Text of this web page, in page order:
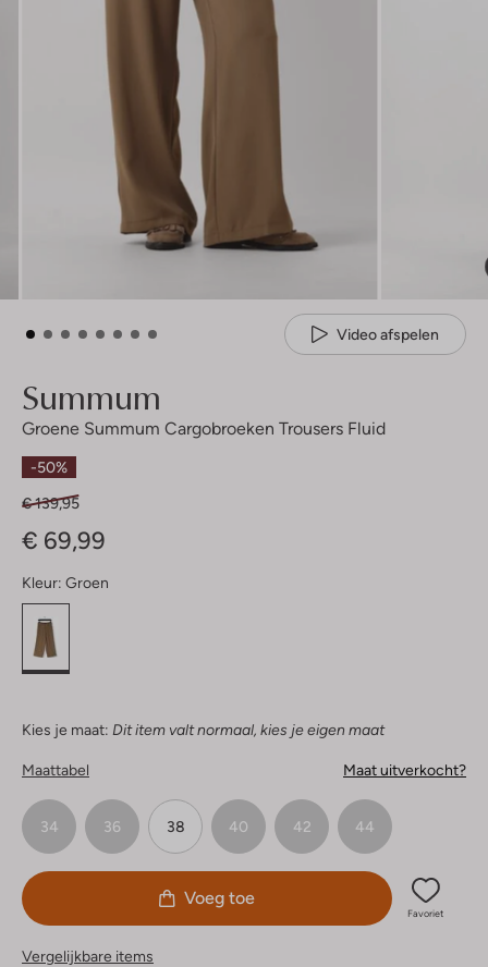
Video afspelen
Summum
Groene Summum Cargobroeken Trousers Fluid
-50%
€ 139,95
€ 69,99
Kleur: Groen
Kies je maat: Dit item valt normaal, kies je eigen maat
Maattabel Maat uitverkocht?
34 36 38 40 42 44
Voeg toe
Favoriet
Vergelijkbare items